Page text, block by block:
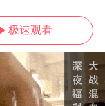
 极速观看